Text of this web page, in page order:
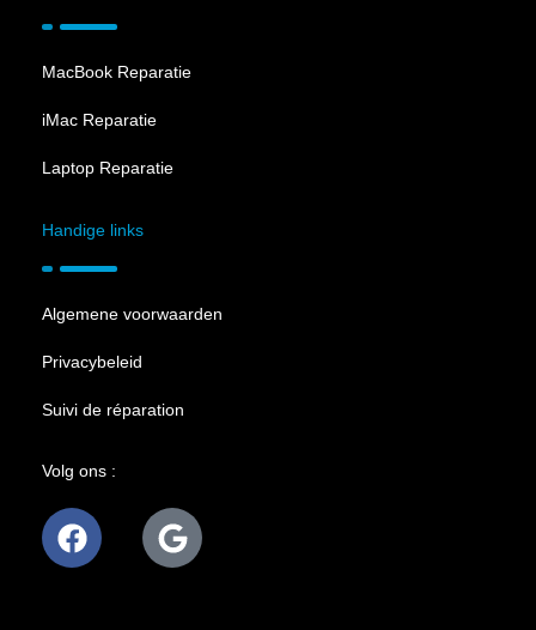
MacBook Reparatie
iMac Reparatie
Laptop Reparatie
Handige links
Algemene voorwaarden
Privacybeleid
Suivi de réparation
Volg ons :